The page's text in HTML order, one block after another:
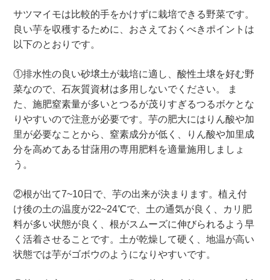
サツマイモは比較的手をかけずに栽培できる野菜です。
良い芋を収穫するために、おさえておくべきポイントは
以下のとおりです。
①排水性の良い砂壌土が栽培に適し、酸性土壌を好む野
菜なので、石灰質資材は多用しないでください。 ま
た、施肥窒素量が多いとつるが茂りすぎるつるボケとな
りやすいので注意が必要です。芋の肥大にはりん酸や加
里が必要なことから、窒素成分が低く、りん酸や加里成
分を高めてある甘藷用の専用肥料を適量施用しましょ
う。
②根が出て7~10日で、芋の出来が決まります。植え付
け後の土の温度が22~24℃で、土の通気が良く、カリ肥
料が多い状態が良く、根がスムーズに伸びられるよう早
く活着させることです。土が乾燥して硬く、地温が高い
状態では芋がゴボウのようになりやすいです。